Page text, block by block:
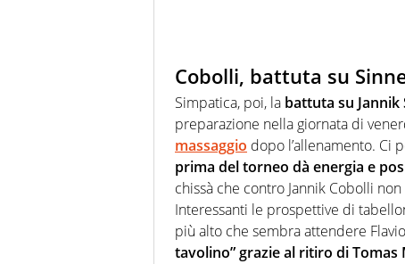
Cobolli, battuta su
Simpatica, poi, la battuta su Jannik
preparazione nella giornata di
massaggio dopo l’allenamento. Ci
prima del torneo dà energia e
chissà che contro Jannik Cobolli
Interessanti le prospettive di
più alto che sembra attendere
tavolino” grazie al ritiro di Tomas